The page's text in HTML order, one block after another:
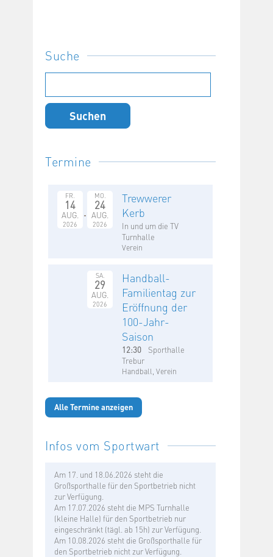
Suche
nach:
Termine
FR.
14
AUG.
2026
MO.
24
AUG.
2026
Trewwerer
Kerb
In und um die TV
Turnhalle
Verein
SA.
29
AUG.
2026
Handball-
Familientag zur
Eröffnung der
100-Jahr-
Saison
12:30
Sporthalle
Trebur
Handball, Verein
Alle Termine anzeigen
Infos vom Sportwart
Am 17. und 18.06.2026 steht die
Großsporthalle für den Sportbetrieb nicht
zur Verfügung.
Am 17.07.2026 steht die MPS Turnhalle
(kleine Halle) für den Sportbetrieb nur
eingeschränkt (tägl. ab 15h) zur Verfügung.
Am 10.08.2026 steht die Großsporthalle für
den Sportbetrieb nicht zur Verfügung.